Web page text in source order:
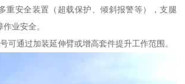
重安全装置（超载保护、倾斜报警等），支腿
业安全。
可通过加装延伸臂或增高套件提升工作范围。